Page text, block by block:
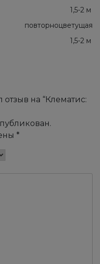
1,5-2 м
повторноцветущая
1,5-2 м
отзыв на “Клематис:
*